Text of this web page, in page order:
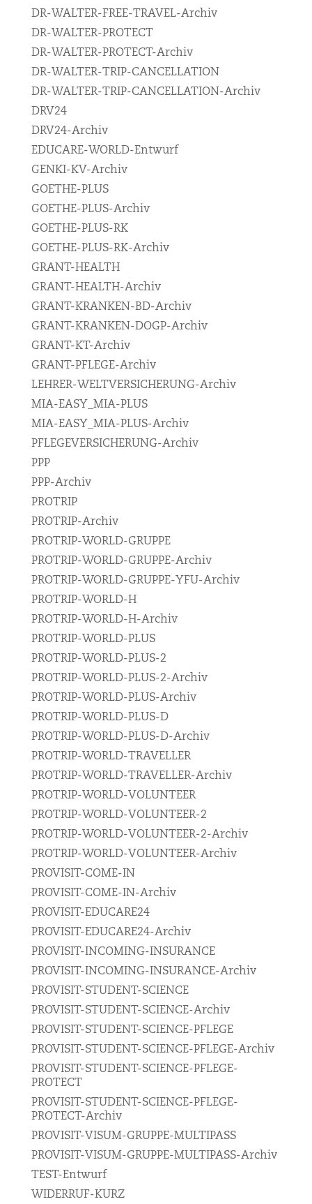
DR-WALTER-FREE-TRAVEL-Archiv
DR-WALTER-PROTECT
DR-WALTER-PROTECT-Archiv
DR-WALTER-TRIP-CANCELLATION
DR-WALTER-TRIP-CANCELLATION-Archiv
DRV24
DRV24-Archiv
EDUCARE-WORLD-Entwurf
GENKI-KV-Archiv
GOETHE-PLUS
GOETHE-PLUS-Archiv
GOETHE-PLUS-RK
GOETHE-PLUS-RK-Archiv
GRANT-HEALTH
GRANT-HEALTH-Archiv
GRANT-KRANKEN-BD-Archiv
GRANT-KRANKEN-DOGP-Archiv
GRANT-KT-Archiv
GRANT-PFLEGE-Archiv
LEHRER-WELTVERSICHERUNG-Archiv
MIA-EASY_MIA-PLUS
MIA-EASY_MIA-PLUS-Archiv
PFLEGEVERSICHERUNG-Archiv
PPP
PPP-Archiv
PROTRIP
PROTRIP-Archiv
PROTRIP-WORLD-GRUPPE
PROTRIP-WORLD-GRUPPE-Archiv
PROTRIP-WORLD-GRUPPE-YFU-Archiv
PROTRIP-WORLD-H
PROTRIP-WORLD-H-Archiv
PROTRIP-WORLD-PLUS
PROTRIP-WORLD-PLUS-2
PROTRIP-WORLD-PLUS-2-Archiv
PROTRIP-WORLD-PLUS-Archiv
PROTRIP-WORLD-PLUS-D
PROTRIP-WORLD-PLUS-D-Archiv
PROTRIP-WORLD-TRAVELLER
PROTRIP-WORLD-TRAVELLER-Archiv
PROTRIP-WORLD-VOLUNTEER
PROTRIP-WORLD-VOLUNTEER-2
PROTRIP-WORLD-VOLUNTEER-2-Archiv
PROTRIP-WORLD-VOLUNTEER-Archiv
PROVISIT-COME-IN
PROVISIT-COME-IN-Archiv
PROVISIT-EDUCARE24
PROVISIT-EDUCARE24-Archiv
PROVISIT-INCOMING-INSURANCE
PROVISIT-INCOMING-INSURANCE-Archiv
PROVISIT-STUDENT-SCIENCE
PROVISIT-STUDENT-SCIENCE-Archiv
PROVISIT-STUDENT-SCIENCE-PFLEGE
PROVISIT-STUDENT-SCIENCE-PFLEGE-Archiv
PROVISIT-STUDENT-SCIENCE-PFLEGE-
PROTECT
PROVISIT-STUDENT-SCIENCE-PFLEGE-
PROTECT-Archiv
PROVISIT-VISUM-GRUPPE-MULTIPASS
PROVISIT-VISUM-GRUPPE-MULTIPASS-Archiv
TEST-Entwurf
WIDERRUF-KURZ